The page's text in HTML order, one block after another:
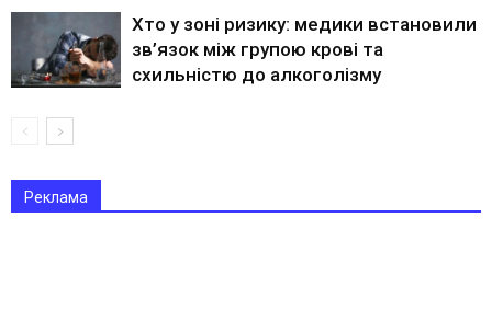
Хто у зоні ризику: медики встановили
зв’язок між групою крові та
схильністю до алкоголізму
Реклама